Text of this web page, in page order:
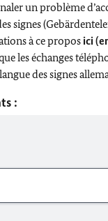
un problème
signes
à ce propos ici
les échanges
des signes
: